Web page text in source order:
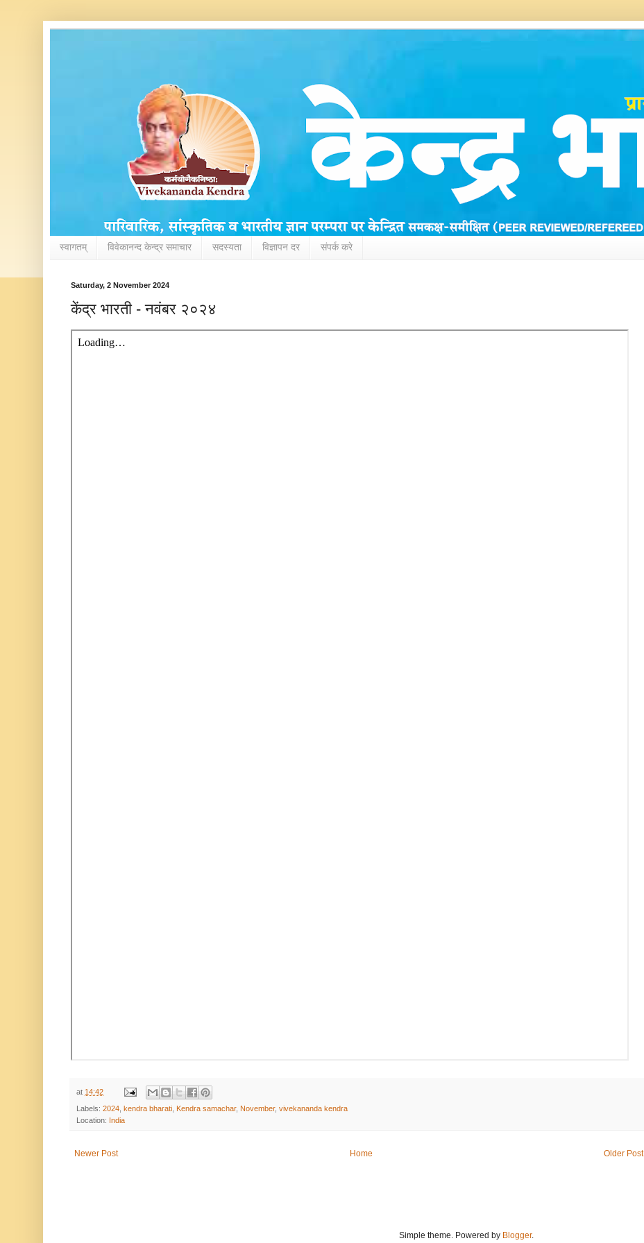
स्वागतम् विवेकानन्द केन्द्र समाचार सदस्यता विज्ञापन दर संपर्क करे
Saturday, 2 November 2024
केंद्र भारती - नवंबर २०२४
at 14:42
Labels: 2024 kendra bharati Kendra samachar, November, vivekananda kendra
Location: India
Newer Post Older Post
Home
Simple theme. Powered by Blogger.